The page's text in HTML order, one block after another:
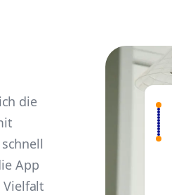
die
App
Vielfalt